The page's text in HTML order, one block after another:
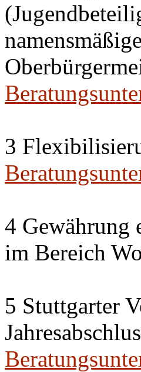
3
4 Gewährung
im Bereich
5 Stuttgarter